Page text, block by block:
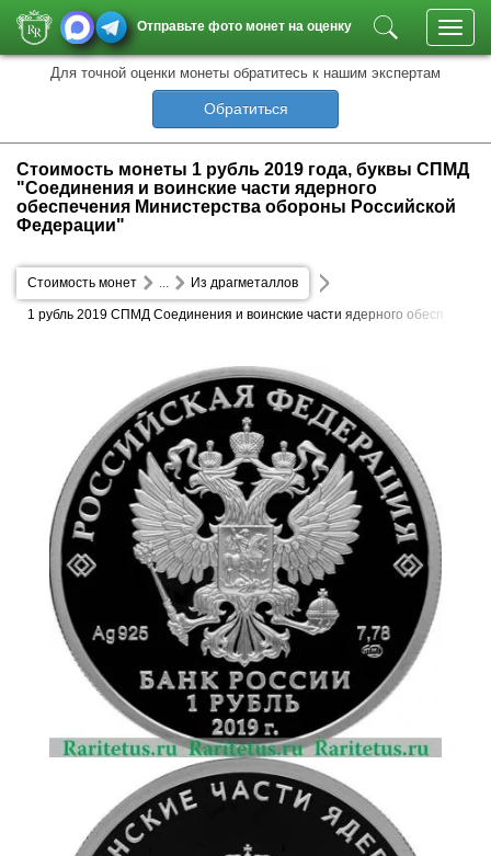
Отправьте фото монет на оценку
Для точной оценки монеты обратитесь к нашим экспертам
Обратиться
Стоимость монеты 1 рубль 2019 года, буквы СПМД
"Cоединения и воинские части ядерного
обеспечения Министерства обороны Российской
Федерации"
Стоимость монет Из драгметаллов
...
1 рубль 2019 СПМД Cоединения и воинские части ядерного обесп